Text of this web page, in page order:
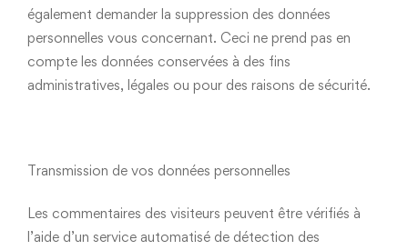
également demander la suppression des données
personnelles vous concernant. Ceci ne prend pas en
compte les données conservées à des fins
administratives, légales ou pour des raisons de sécurité.
Transmission de vos données personnelles
Les commentaires des visiteurs peuvent être vérifiés à
l’aide d’un service automatisé de détection des